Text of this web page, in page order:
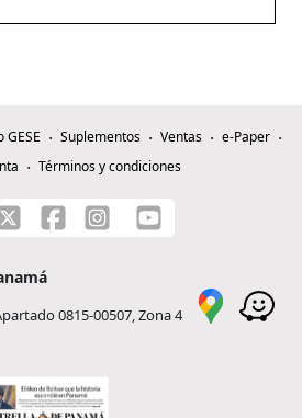
GESE Suplementos Ventas
e-Paper
Términos y condiciones
0815-00507, Zona 4